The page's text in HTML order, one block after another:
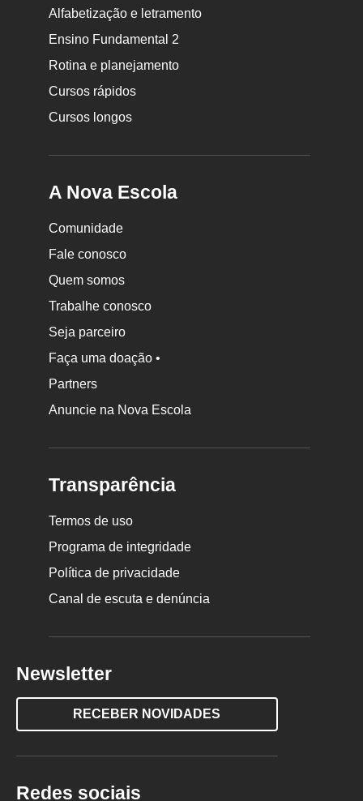
Alfabetização e letramento
Ensino Fundamental 2
Rotina e planejamento
Cursos rápidos
Cursos longos
A Nova Escola
Comunidade
Fale conosco
Quem somos
Trabalhe conosco
Seja parceiro
Faça uma doação •
Partners
Anuncie na Nova Escola
Transparência
Termos de uso
Programa de integridade
Política de privacidade
Canal de escuta e denúncia
Newsletter
RECEBER NOVIDADES
Redes sociais